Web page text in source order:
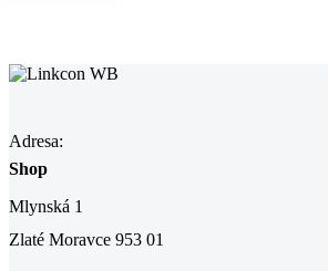
Adresa:
Shop
Mlynská 1
Zlaté Moravce 953 01